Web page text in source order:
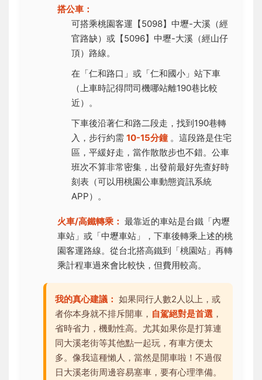
搭公車：
可搭乘桃園客運【5098】中壢-大溪（經
官路缺）或【5096】中壢-大溪（經山仔
頂）路線。
在「仁和路口」或「仁和國小」站下車
（上車時記得問司機哪站離190巷比較
近）。
下車後沿著仁和路二段走，找到190巷轉
入，步行約需 10-15分鐘。這段路是住宅
區，平緩好走，當作散散步也不錯。公車
班次不算非常密集，出發前最好先查好時
刻表（可以用桃園公車動態資訊系統
APP）。
火車/高鐵轉乘： 最靠近的車站是台鐵「內壢
車站」或「中壢車站」，下車後轉乘上述的桃
園客運路線。從台北搭高鐵到「桃園站」再轉
乘計程車過來會比較快，但費用較高。
我的真心建議： 如果同行人數2人以上，或
者你本身就不排斥開車， 自駕絕對是首選 ，
省時省力，機動性高。尤其如果你是打算連
同大溪老街等其他點一起玩，有車方便太
多。像我這種懶人，當然是開車啦！不過假
日大溪老街周邊容易塞車，要有心理準備。